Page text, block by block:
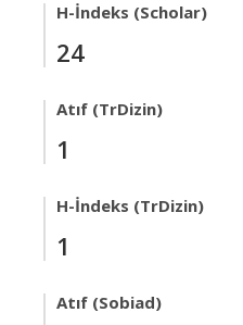
H-İndeks (Scholar)
24
Atıf (TrDizin)
1
H-İndeks (TrDizin)
1
Atıf (Sobiad)